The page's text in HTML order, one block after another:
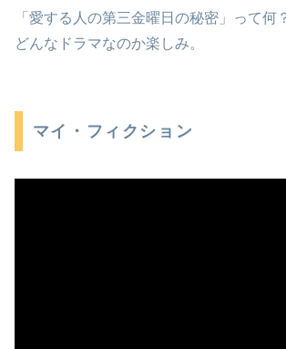
「愛する人の第三金曜日の秘密」って何
どんなドラマなのか楽しみ。
マイ・フィクション